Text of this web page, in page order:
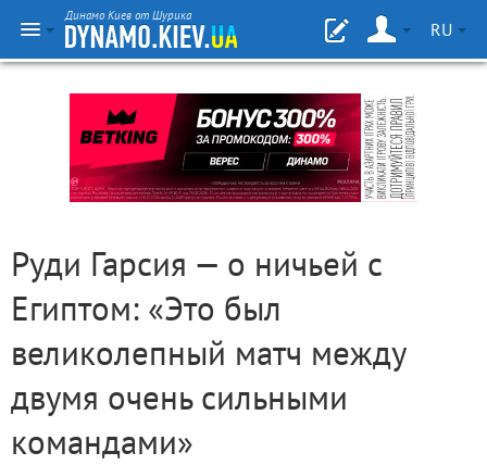
Динамо Киев от Шурика
RU
Руди Гарсия — о ничьей с
Египтом: «Это был
великолепный матч между
двумя очень сильными
командами»